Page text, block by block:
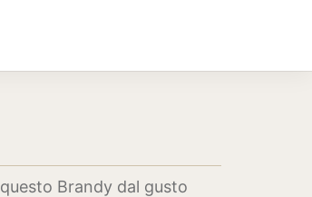
Brandy dal gusto